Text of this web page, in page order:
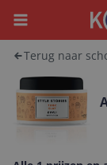
Menu
Terug naar